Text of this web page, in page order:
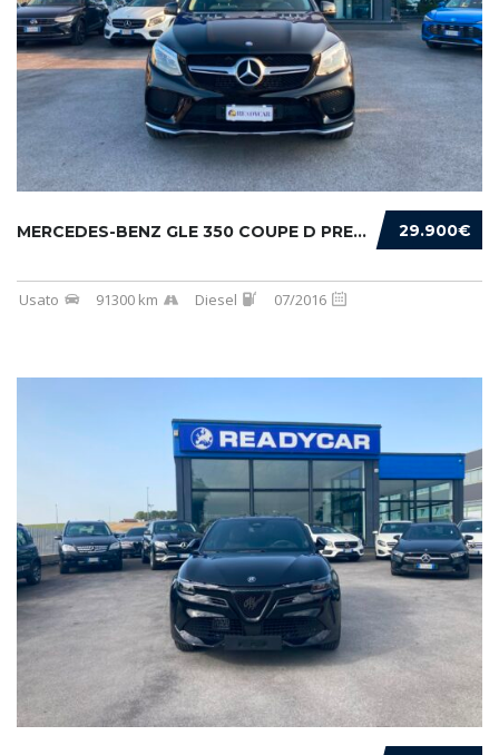
29.900€
MERCEDES-BENZ GLE 350 COUPE D PREMIUM 4MATIC...
Usato 91300 km Diesel 07/2016